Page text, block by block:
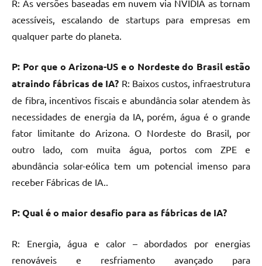
R: As versões baseadas em nuvem via NVIDIA as tornam
acessíveis, escalando de startups para empresas em
qualquer parte do planeta.
P: Por que o Arizona-US e o Nordeste do Brasil estão
atraindo fábricas de IA? R: Baixos custos, infraestrutura
de fibra, incentivos fiscais e abundância solar atendem às
necessidades de energia da IA, porém, água é o grande
fator limitante do Arizona. O Nordeste do Brasil, por
outro lado, com muita água, portos com ZPE e
abundância solar-eólica tem um potencial imenso para
receber Fábricas de IA..
P: Qual é o maior desafio para as fábricas de IA?
R: Energia, água e calor – abordados por energias
renováveis e resfriamento avançado para